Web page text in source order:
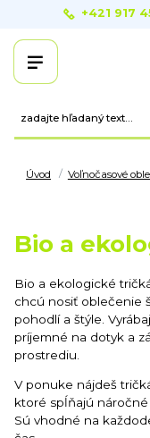
+421 917
Úvod Voľnočasové
Bio a
Bio a ekologické
chcú nosiť oblečenie
pohodlí a štýle.
príjemné na dotyk a
prostrediu.
V ponuke nájdeš
ktoré spĺňajú
Sú vhodné na